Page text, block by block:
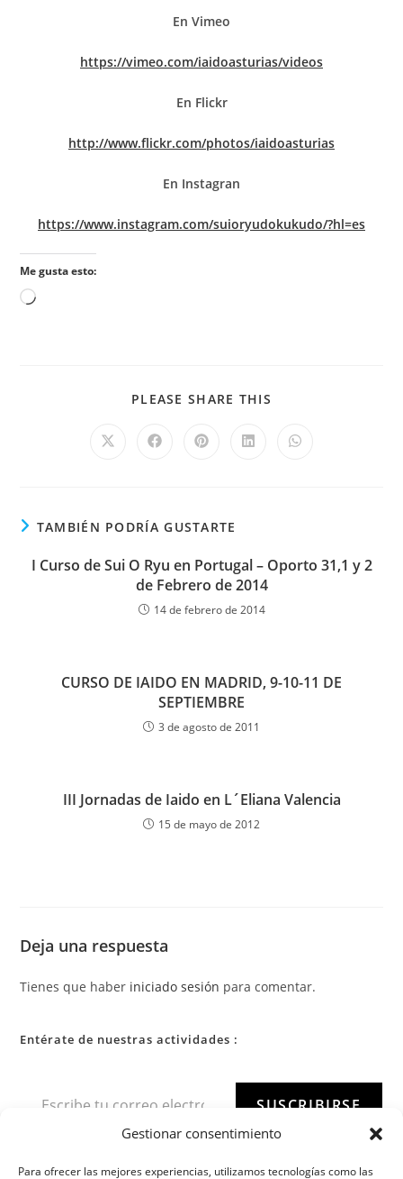
Gestionar consentimiento
Para ofrecer las mejores experiencias, utilizamos tecnologías como las
En Vimeo
https://vimeo.com/iaidoasturias/videos
En Flickr
http://www.flickr.com/photos/iaidoasturias
En Instagran
https://www.instagram.com/suioryudokukudo/?hl=es
Me gusta esto:
PLEASE SHARE THIS
TAMBIÉN PODRÍA GUSTARTE
I Curso de Sui O Ryu en Portugal – Oporto 31,1 y 2
de Febrero de 2014
14 de febrero de 2014
CURSO DE IAIDO EN MADRID, 9-10-11 DE
SEPTIEMBRE
3 de agosto de 2011
III Jornadas de Iaido en L´Eliana Valencia
15 de mayo de 2012
Deja una respuesta
Tienes que haber iniciado sesión para comentar.
Entérate de nuestras actividades :
SUSCRIBIRSE